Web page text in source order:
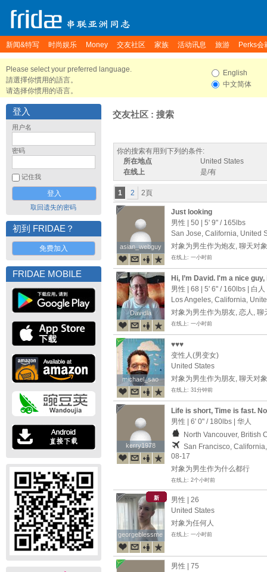
新闻&特写 时尚娱乐 Money 交友社区 家族 活动讯息 旅游 Perks会
Please select your preferred language.
請選擇你慣用的語言。
请选择你惯用的语言。
English
中文简体
登入
用户名
密码
记住我
取回遗失的密码
初到 FRIDAE？
免费加入
FRIDAE MOBILE
交友社区 : 搜索
你的搜索有用到下列的条件:
所在地点
United States
在线上
是/有
1 2 2頁
asian_webguy
asian_webguy
Just looking
男性 | 50 | 5' 9" / 165lbs
San Jose, California, United
对象为男生作为炮友, 聊天对象
在线上: 一小时前
Davidla
Davidla
Hi, I’m David. I'm a nice
friends, and more
男性 | 68 | 5' 6" / 160lbs | 白人
Los Angeles, California,
对象为男生作为朋友, 恋人, 聊
在线上: 一小时前
michael_sao
michael_sao
♥️♥️♥️
变性人(男变女)
United States
对象为男生作为朋友, 聊天对象
在线上: 31分钟前
kerry1978
kerry1978
Life is short, Time is fast.
So enjoy every moment as
男性 | 6' 0" / 180lbs | 华人
North Vancouver, British
San Francisco,
08-17
对象为男生作为什么都行
在线上: 2个小时前
georgeblessme
georgeblessme
新
男性 | 26
United States
对象为任何人
在线上: 一小时前
男性 | 75